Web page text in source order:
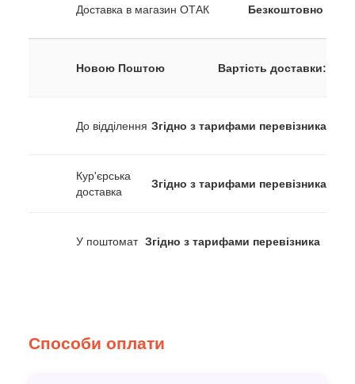
Доставка в магазин ОТАК Безкоштовно
Новою Поштою Вартість доставки:
До відділення Згідно з тарифами перевізника
Кур'єрська
доставка
Згідно з тарифами перевізника
У поштомат Згідно з тарифами перевізника
Способи оплати